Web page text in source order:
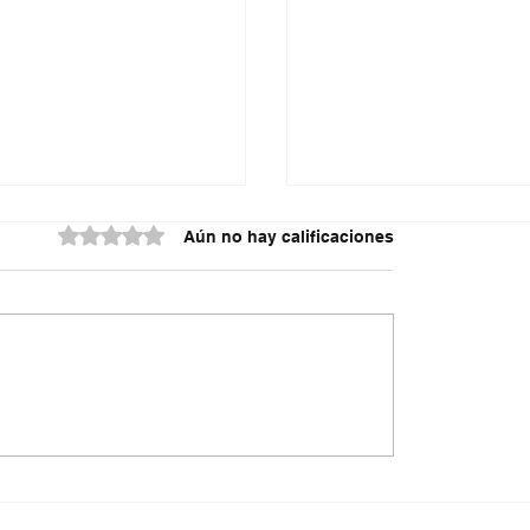
Obtuvo 0 de 5 estrellas.Aún no hay calificaciones